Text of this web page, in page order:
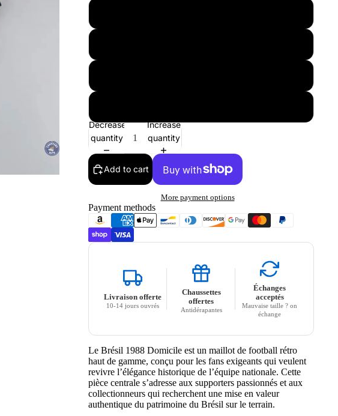
Decrease
quantity
Increase
quantity
Add to cart
More payment options
Payment methods
Livraison offerte
10-14 jours ouvrés
Chaussettes
offertes
Antidérapantes
Échanges
acceptés
Mauvaise taille ? on
échange
Le Brésil 1988 Domicile est un maillot de football rétro
haut de gamme, conçu pour les fans exigeants qui veulent
revivre l’élégance historique de l’équipe nationale. Cette
pièce centrale s’adresse aux supporters passionnés et aux
collectionneurs qui recherchent une mise en valeur
authentique du patrimoine du Brésil sur le terrain.